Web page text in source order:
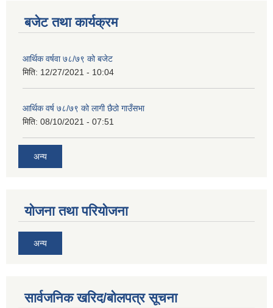
बजेट तथा कार्यक्रम
आर्थिक वर्षवा ७८/७९ को बजेट
मिति: 12/27/2021 - 10:04
आर्थिक वर्ष ७८/७९ को लागी छैठो गाउँसभा
मिति: 08/10/2021 - 07:51
अन्य
योजना तथा परियोजना
अन्य
सार्वजनिक खरिद/बोलपत्र सूचना